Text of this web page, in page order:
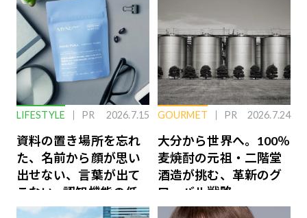
LIFESTYLE PR 2026.7.15
資料の置き場所を忘れ
た、名前から顔が思い
出せない、言葉が出て
こない…認知機能の低
下を救う、脳のインナ
GOURMET PR 2026.7.24
大分から世界へ。100％
麦焼酎の元祖・二階堂
酒造が挑む、革新のグ
ローバル戦略